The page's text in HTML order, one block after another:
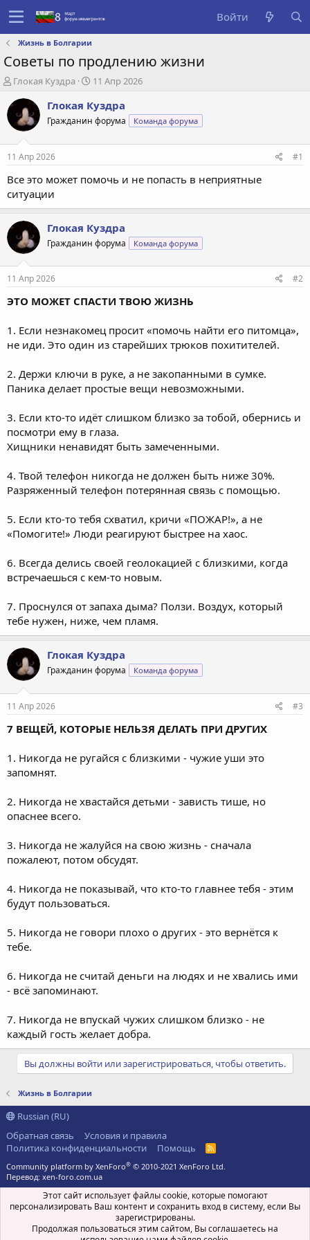
Войти
Жизнь в Болгарии
Советы по продлению жизни
А
т
о
р
т
е
ы
Глокая Куздра
Д
т
а
о
а
11 Апр 2026
Глокая Куздра
Гражданин форума Команда форума
11 Апр 2026 #1
Все это может помочь и не попасть в неприятные
ситуации
Глокая Куздра
Гражданин форума Команда форума
11 Апр 2026 #2
ЭТО МОЖЕТ СПАСТИ ТВОЮ ЖИЗНЬ
1. Если незнакомец просит «помочь найти его питомца»,
не иди. Это один из старейших трюков похитителей.
2. Держи ключи в руке, а не закопанными в сумке.
Паника делает простые вещи невозможными.
3. Если кто-то идёт слишком близко за тобой, обернись и
посмотри ему в глаза.
Хищники ненавидят быть замеченными.
4. Твой телефон никогда не должен быть ниже 30%.
Разряженный телефон потерянная связь с помощью.
5. Если кто-то тебя схватил, кричи «ПОЖАР!», а не
«Помогите!» Люди реагируют быстрее на хаос.
6. Всегда делись своей геолокацией с близкими, когда
встречаешься с кем-то новым.
7. Проснулся от запаха дыма? Ползи. Воздух, который
тебе нужен, ниже, чем пламя.
Глокая Куздра
Гражданин форума Команда форума
11 Апр 2026 #3
7 ВЕЩЕЙ, КОТОРЫЕ НЕЛЬЗЯ ДЕЛАТЬ ПРИ ДРУГИХ
1. Никогда не ругайся с близкими - чужие уши это
запомнят.
2. Никогда не хвастайся детьми - зависть тише, но
опаснее всего.
3. Никогда не жалуйся на свою жизнь - сначала
пожалеют, потом обсудят.
4. Никогда не показывай, что кто-то главнее тебя - этим
будут пользоваться.
5. Никогда не говори плохо о других - это вернётся к
тебе.
6. Никогда не считай деньги на людях и не хвались ими
- всё запоминают.
7. Никогда не впускай чужих слишком близко - не
каждый гость желает добра.
Вы должны войти или зарегистрироваться, чтобы ответить.
Жизнь в Болгарии
Russian (RU)
Обратная связь
Условия и правила
Политика конфиденциальности
Помощь
R
S
Community platform by XenForo® © 2010-2021 XenForo Ltd.
Перевод: xen-foro.com.ua
Этот сайт использует файлы cookie, которые помогают
персонализировать Ваш контент и сохранить вход в систему, если Вы
зарегистрированы.
Продолжая пользоваться этим сайтом, Вы соглашаетесь на